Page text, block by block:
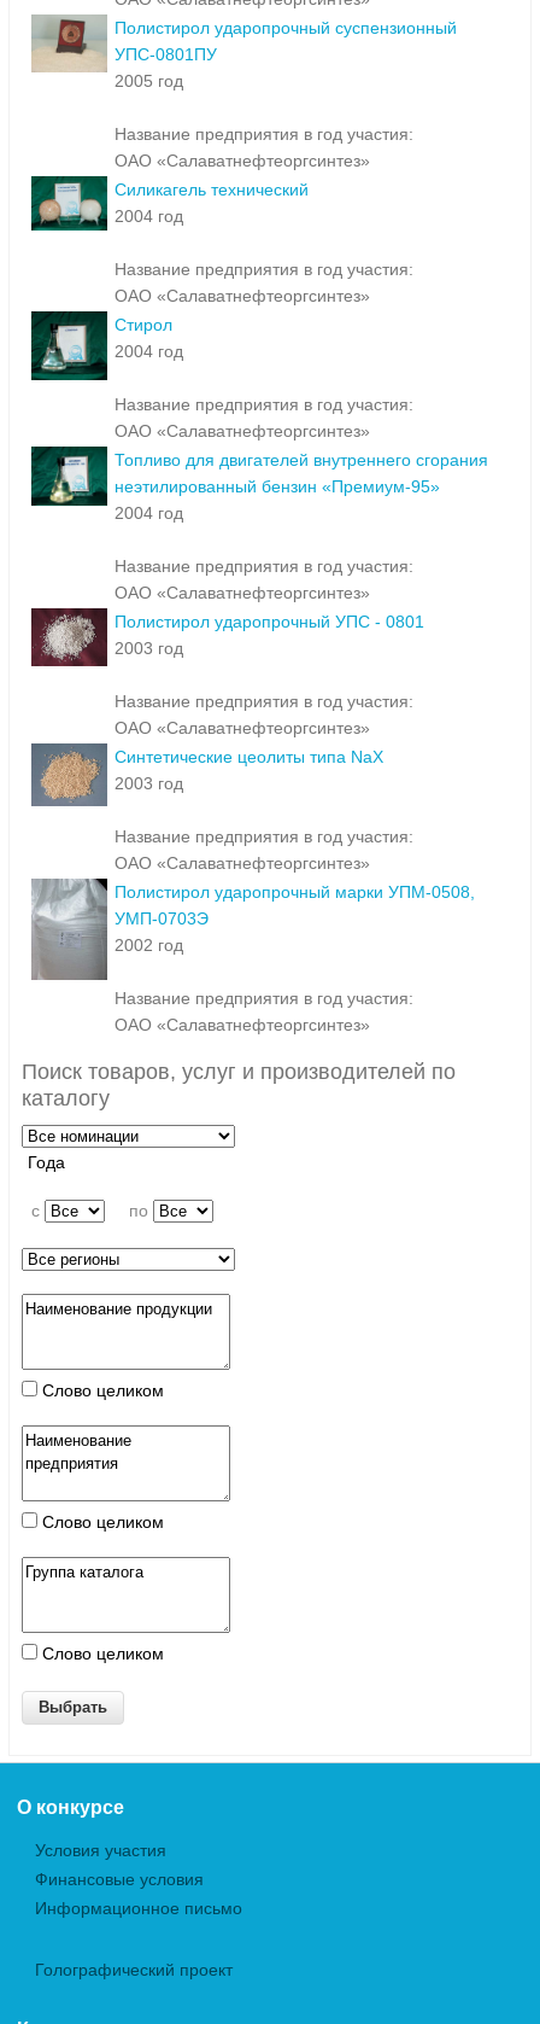
Полистирол ударопрочный суспензионный
УПС-0801ПУ
2005 год
Название предприятия в год участия:
ОАО «Салаватнефтеоргсинтез»
Силикагель технический
2004 год
Название предприятия в год участия:
ОАО «Салаватнефтеоргсинтез»
Стирол
2004 год
Название предприятия в год участия:
ОАО «Салаватнефтеоргсинтез»
Топливо для двигателей внутреннего сгорания
неэтилированный бензин «Премиум-95»
2004 год
Название предприятия в год участия:
ОАО «Салаватнефтеоргсинтез»
Полистирол ударопрочный УПС - 0801
2003 год
Название предприятия в год участия:
ОАО «Салаватнефтеоргсинтез»
Синтетические цеолиты типа NaX
2003 год
Название предприятия в год участия:
ОАО «Салаватнефтеоргсинтез»
Полистирол ударопрочный марки УПМ-0508,
УМП-0703Э
2002 год
Название предприятия в год участия:
ОАО «Салаватнефтеоргсинтез»
Поиск товаров, услуг и производителей по
каталогу
Года
c по
Слово целиком
Слово целиком
Слово целиком
О конкурсе
Условия участия
Финансовые условия
Информационное письмо
Голографический проект